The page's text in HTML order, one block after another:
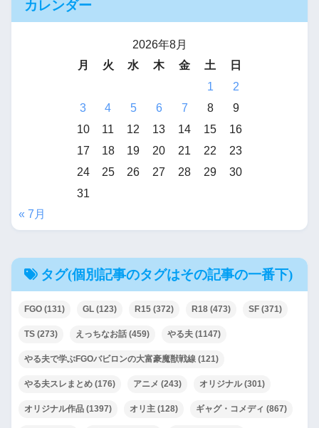
カレンダー
2026年8月
月
火 水 木 金 土
日
1
2
3
4 5 6 7 8
9
10
11 12 13 14 15
16
17
18 19 20 21 22
23
24
25 26 27 28 29
30
31
« 7月
タグ(個別記事のタグはその記事の一番下)
FGO (131) GL (123) R15 (372) R18 (473) SF (371)
TS (273) えっちなお話 (459) やる夫 (1147)
やる夫で学ぶFGOバビロンの大富豪魔獣戦線 (121)
やる夫スレまとめ (176) アニメ (243) オリジナル(301)
オリジナル作品 (1397) オリ主 (128) ギャグ・コメディ (867)